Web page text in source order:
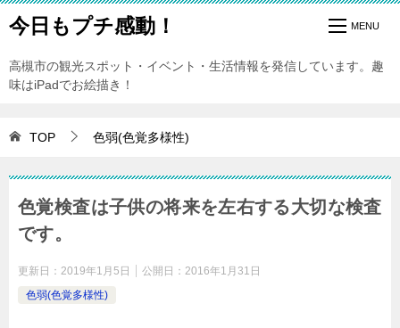
今日もプチ感動！
高槻市の観光スポット・イベント・生活情報を発信しています。趣
味はiPadでお絵描き！
TOP 色弱(色覚多様性)
色覚検査は子供の将来を左右する大切な検査
です。
更新日： 2019年1月5日 公開日： 2016年1月31日
色弱(色覚多様性)